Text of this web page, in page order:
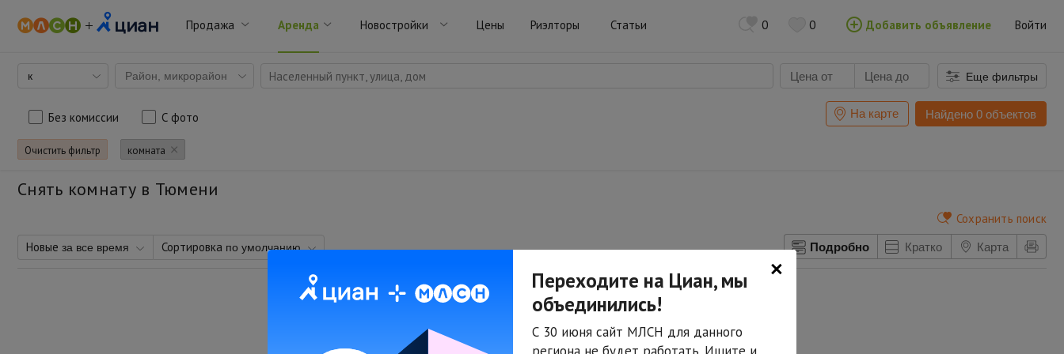
Продажа Аренда Новостройки Цены Риэлторы Статьи 0 0 Добавить объявление Войти
к Район, микрорайон Населенный пункт, улица, дом Еще фильтры
Без комиссии С фото На карте Найдено 0 объектов
Очистить фильтр комната
Снять комнату в Тюмени
Сохранить поиск
Новые за все время Сортировка по умолчанию Подробно Кратко Карта
×
Переходите на Циан, мы
объединились!
С 30 июня сайт МЛСН для данного